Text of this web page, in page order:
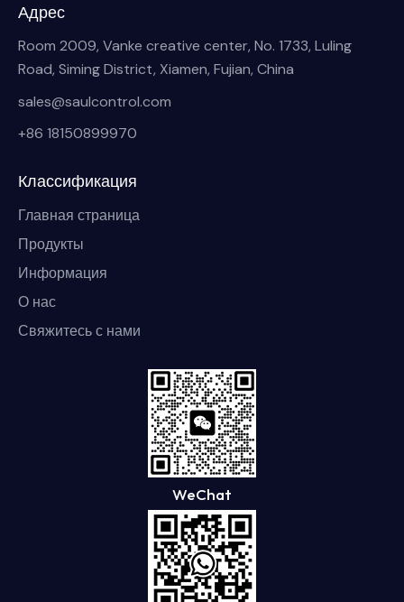
Адрес
Room 2009, Vanke creative center, No. 1733, Luling
Road, Siming District, Xiamen, Fujian, China
sales@saulcontrol.com
+86 18150899970
Классификация
Главная страница
Продукты
Информация
О нас
Свяжитесь с нами
WeChat